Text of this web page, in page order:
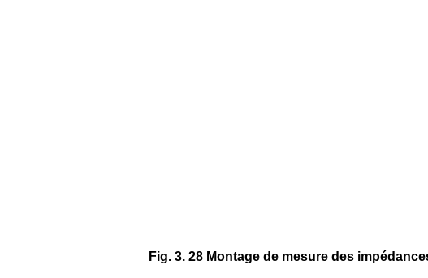
Fig. 3. 28 Montage de mesure des